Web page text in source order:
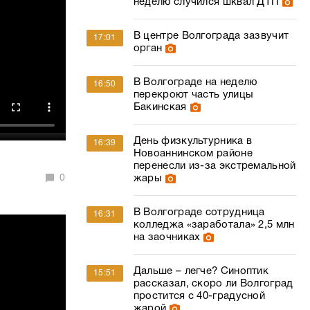
0
неделю случился шквал ДТП
17:01
В центре Волгограда зазвучит
орган
16:50
В Волгограде на неделю
перекроют часть улицы
Бакинская
16:39
День физкультурника в
Новоаннинском районе
перенесли из-за экстремальной
жары
16:31
В Волгограде сотрудница
колледжа «заработала» 2,5 млн
на заочниках
15:51
Дальше – легче? Синоптик
рассказал, скоро ли Волгоград
простится с 40-градусной